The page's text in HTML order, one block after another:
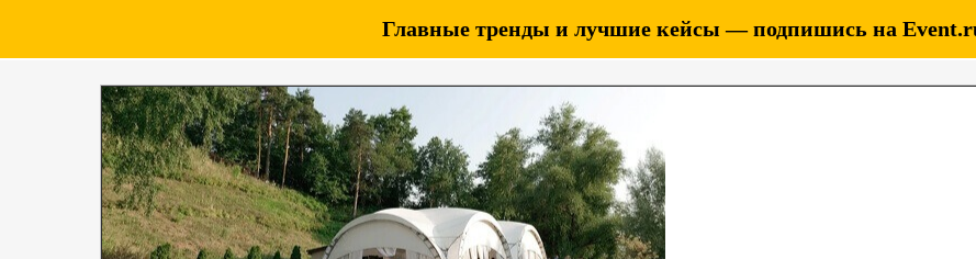
Главные тренды и лучшие кейсы — подпишись на